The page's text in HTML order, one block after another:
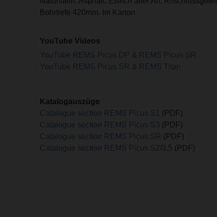
Bohrtiefe 420mm. Im Karton
YouTube Videos
YouTube REMS Picus DP & REMS Picus SR
YouTube REMS Picus SR & REMS Titan
Katalogauszüge
Catalogue section REMS Picus S1 (PDF)
Catalogue section REMS Picus S3 (PDF)
Catalogue section REMS Picus SR (PDF)
Catalogue section REMS Picus S2/3,5 (PDF)